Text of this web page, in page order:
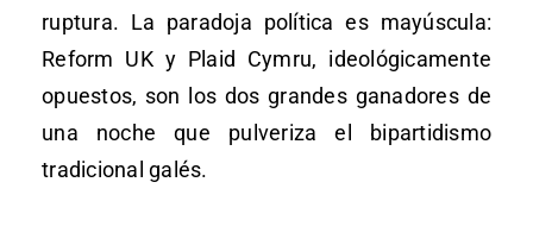
ruptura. La paradoja política es mayúscula:
Reform UK y Plaid Cymru, ideológicamente
opuestos, son los dos grandes ganadores de
una noche que pulveriza el bipartidismo
tradicional galés.